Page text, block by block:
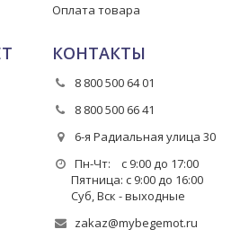
Оплата товара
КОНТАКТЫ
8 800 500 64 01
8 800 500 66 41
6-я Радиальная улица 30
Пн-Чт: с 9:00 до 17:00
Пятница: с 9:00 до 16:00
Суб, Вск - выходные
zakaz@mybegemot.ru